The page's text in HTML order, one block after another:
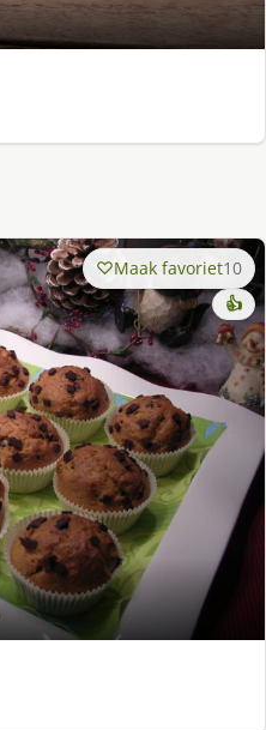
Maak favoriet10
👍